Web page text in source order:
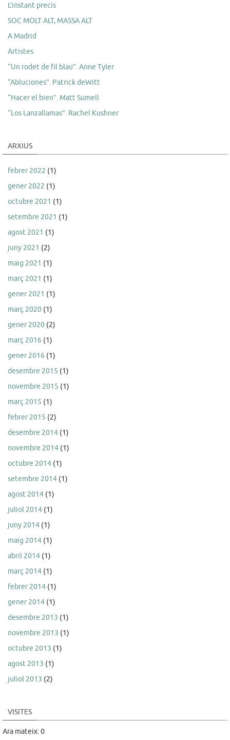
L’instant precís
SOC MOLT ALT, MASSA ALT
A Madrid
Artistes
“Un rodet de fil blau”. Anne Tyler
“Abluciones”. Patrick deWitt
“Hacer el bien”. Matt Sumell
“Los Lanzallamas”. Rachel Kushner
ARXIUS
febrer 2022 (1)
gener 2022 (1)
octubre 2021 (1)
setembre 2021 (1)
agost 2021 (1)
juny 2021 (2)
maig 2021 (1)
març 2021 (1)
gener 2021 (1)
març 2020 (1)
gener 2020 (2)
març 2016 (1)
gener 2016 (1)
desembre 2015 (1)
novembre 2015 (1)
març 2015 (1)
febrer 2015 (2)
desembre 2014 (1)
novembre 2014 (1)
octubre 2014 (1)
setembre 2014 (1)
agost 2014 (1)
juliol 2014 (1)
juny 2014 (1)
maig 2014 (1)
abril 2014 (1)
març 2014 (1)
febrer 2014 (1)
gener 2014 (1)
desembre 2013 (1)
novembre 2013 (1)
octubre 2013 (1)
agost 2013 (1)
juliol 2013 (2)
VISITES
Ara mateix: 0